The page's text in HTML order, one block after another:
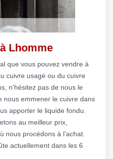
Lhomme
que vous pouvez vendre à
cuivre usagé ou du cuivre
n’hésitez pas de nous le
nous emmener le cuivre dans
apporter le liquide fondu.
au meilleur prix,
nous procédons à l’achat.
actuellement dans les 6